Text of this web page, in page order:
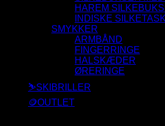
HAREM
INDISKE
SMYKKER
ARMBÅND
FINGERRINGE
HALSKÆDER
ØRERINGE
⛷️SKIBRILLER
🪙OUTLET